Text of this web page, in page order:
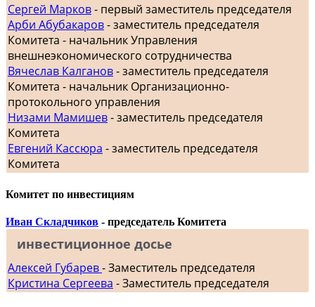
Сергей Марков- первый заместитель председателя
Арби Абубакаров- заместитель председателя
Комитета - начальник Управления
внешнеэкономического сотрудничества
Вячеслав Калганов- заместитель председателя
Комитета - начальник Организационно-
протокольного управления
Низами Мамишев- заместитель председателя
Комитета
Евгений Кассюра - заместитель председателя
Комитета
Комитет по инвестициям
Иван Складчиков - председатель Комитета
инвестиционное досье
Алексей Губарев- Заместитель председателя
Кристина Сергеева - Заместитель председателя